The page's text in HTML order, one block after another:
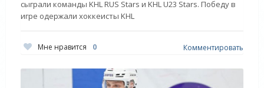
сыграли команды KHL RUS Stars и KHL U23 Stars. Победу в
игре одержали хоккеисты KHL
Мне нравится 0 Комментировать